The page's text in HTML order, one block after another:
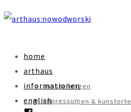
home
arthaus
ausstellungen
installationen & kunstorte
informationen
impressum
english